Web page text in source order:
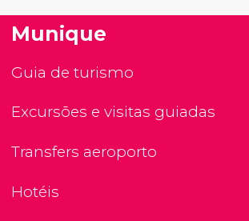
Munique
Guia de turismo
Excursões e visitas guiadas
Transfers aeroporto
Hotéis